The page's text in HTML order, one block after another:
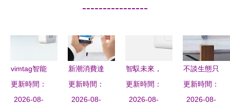
----------------
vimtag智能
家居產品,
提高生活安
更新時間：
2026-08-
新潮消費達
人告訴你購
買智能家居
更新時間：
2026-08-
智馭未來，
甌寶如何打
造真正的智
更新時間：
2026-08-
不談生態只
說產品，這
四款智能音
更新時間：
2026-08-